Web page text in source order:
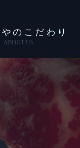
のこだわり
ABOUT US